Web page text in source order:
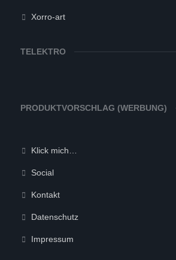
Xorro-art
TELEKTRO
PRODUKTVORSCHLAG (WERBUNG)
Klick mich…
Social
Kontakt
Datenschutz
Impressum